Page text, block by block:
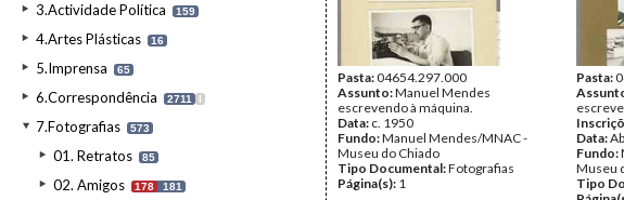
3.Actividade Política 159
4.Artes Plásticas 16
5.Imprensa 65
6.Correspondência 2711 I
7.Fotografias 573
01. Retratos 85
02. Amigos 178 181
Pasta:04654.297.000
Assunto:Manuel Mendes
escrevendo à máquina.
Data: c. 1950
Fundo:Manuel Mendes/MNAC -
Museu do Chiado
Tipo Documental:Fotografias
Página(s): 1
Pasta:
Data:
Fundo:
Museu
Tipo